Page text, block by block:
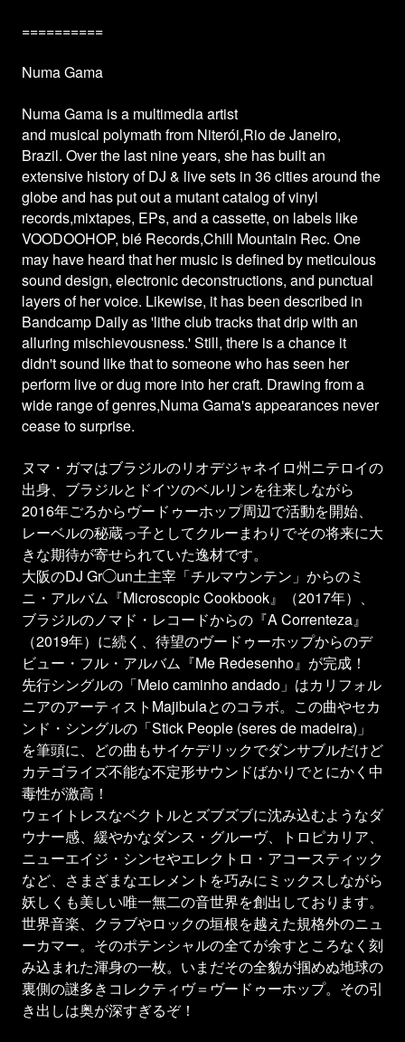
==========
Numa Gama
Numa Gama is a multimedia artist
and musical polymath from Niterói,Rio de Janeiro,
Brazil. Over the last nine years, she has built an
extensive history of DJ & live sets in 36 cities around the
globe and has put out a mutant catalog of vinyl
records,mixtapes, EPs, and a cassette, on labels like
VOODOOHOP, bié Records,Chill Mountain Rec. One
may have heard that her music is defined by meticulous
sound design, electronic deconstructions, and punctual
layers of her voice. Likewise, it has been described in
Bandcamp Daily as 'lithe club tracks that drip with an
alluring mischievousness.' Still, there is a chance it
didn't sound like that to someone who has seen her
perform live or dug more into her craft. Drawing from a
wide range of genres,Numa Gama's appearances never
cease to surprise.
ヌマ・ガマはブラジルのリオデジャネイロ州ニテロイの
出身、ブラジルとドイツのベルリンを往来しながら
2016年ごろからヴードゥーホップ周辺で活動を開始、
レーベルの秘蔵っ子としてクルーまわりでその将来に大
きな期待が寄せられていた逸材です。
大阪のDJ Gr◯un土主宰「チルマウンテン」からのミ
ニ・アルバム『Microscopic Cookbook』（2017年）、
ブラジルのノマド・レコードからの『A Correnteza』
（2019年）に続く、待望のヴードゥーホップからのデ
ビュー・フル・アルバム『Me Redesenho』が完成！
先行シングルの「Meio caminho andado」はカリフォル
ニアのアーティストMajibulaとのコラボ。この曲やセカ
ンド・シングルの「Stick People (seres de madeira)」
を筆頭に、どの曲もサイケデリックでダンサブルだけど
カテゴライズ不能な不定形サウンドばかりでとにかく中
毒性が激高！
ウェイトレスなベクトルとズブズブに沈み込むようなダ
ウナー感、緩やかなダンス・グルーヴ、トロピカリア、
ニューエイジ・シンセやエレクトロ・アコースティック
など、さまざまなエレメントを巧みにミックスしながら
妖しくも美しい唯一無二の音世界を創出しております。
世界音楽、クラブやロックの垣根を越えた規格外のニュ
ーカマー。そのポテンシャルの全てが余すところなく刻
み込まれた渾身の一枚。いまだその全貌が掴めぬ地球の
裏側の謎多きコレクティヴ＝ヴードゥーホップ。その引
き出しは奥が深すぎるぞ！